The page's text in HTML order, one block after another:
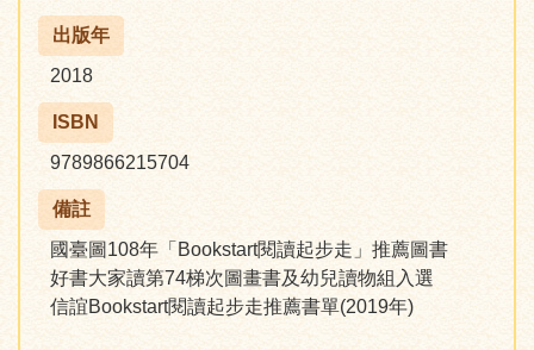
出版年
2018
ISBN
9789866215704
備註
國臺圖108年「Bookstart閱讀起步走」推薦圖書
好書大家讀第74梯次圖畫書及幼兒讀物組入選
信誼Bookstart閱讀起步走推薦書單(2019年)